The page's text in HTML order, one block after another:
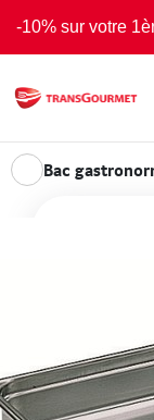
-10% sur votre
Bac